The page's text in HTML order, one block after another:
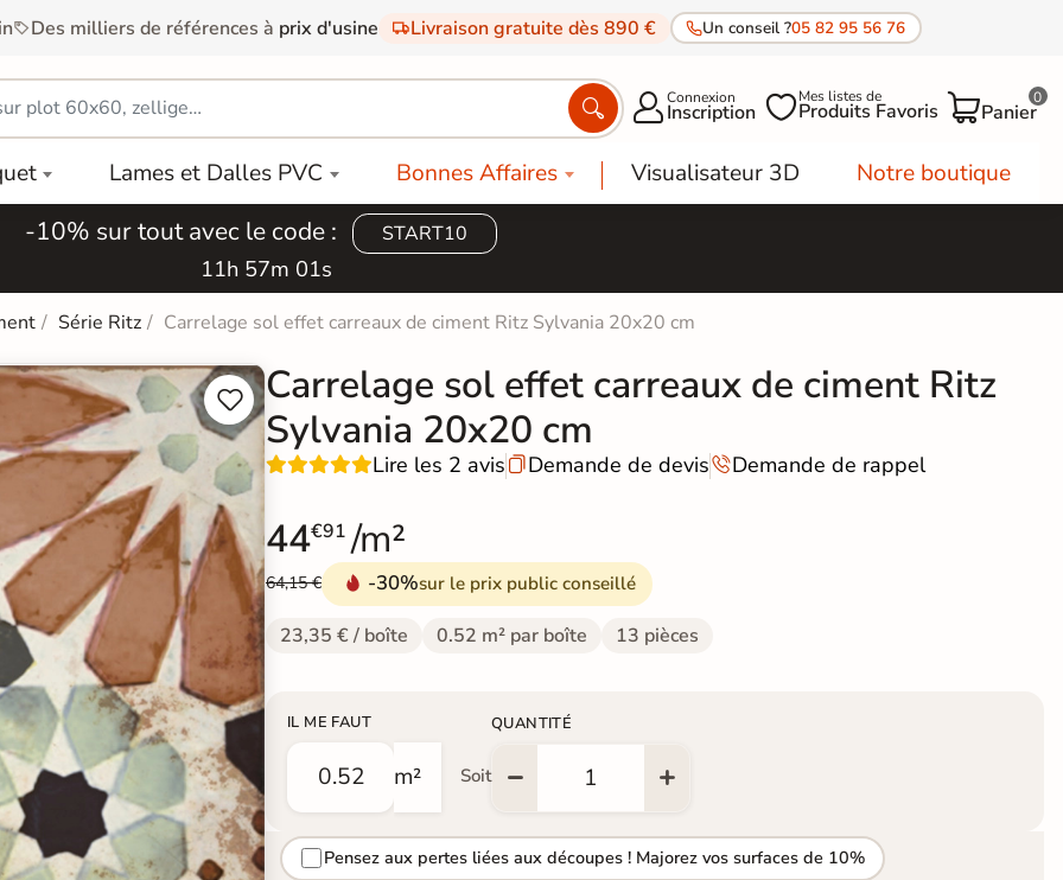
Des milliers de références à prix d'usine Livraison gratuite dès 890 € Un conseil ?05 82 95 56 76
 Connexion
Inscription Mes listes de
Produits Favoris Panier
0
Lames et Dalles PVC Bonnes Affaires Visualisateur 3D Notre boutique
-10% sur tout avec le code : START10
11h 57m 00s
Série Ritz Carrelage sol effet carreaux de ciment Ritz Sylvania 20x20 cm


Carrelage sol effet carreaux de ciment Ritz
Sylvania 20x20 cm
Lire les 2 avis Demande de devisDemande de rappel
44€91 /m²
64,15 € -30%sur le prix public conseillé
23,35 € / boîte 0.52 m² par boîte 13 pièces
IL ME FAUT
m² Soit
QUANTITÉ
Pensez aux pertes liées aux découpes ! Majorez vos surfaces de 10%